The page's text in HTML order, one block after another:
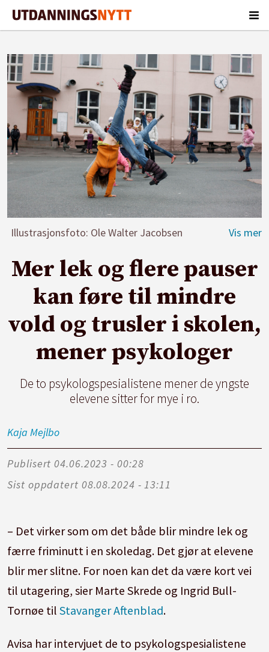
Illustrasjonsfoto: Ole Walter Jacobsen
Mer lek og flere pauser
kan føre til mindre
vold og trusler i skolen,
mener psykologer
De to psykologspesialistene mener de yngste
elevene sitter for mye i ro.
Kaja Mejlbo
Publisert
04.06.2023 - 00:28
Sist oppdatert
08.08.2024 - 13:11
– Det virker som om det både blir mindre lek og
færre friminutt i en skoledag. Det gjør at elevene
blir mer slitne. For noen kan det da være kort vei
til utagering, sier Marte Skrede og Ingrid Bull-
Tornøe tilStavanger Aftenblad.
Avisa har intervjuet de to psykologspesialistene